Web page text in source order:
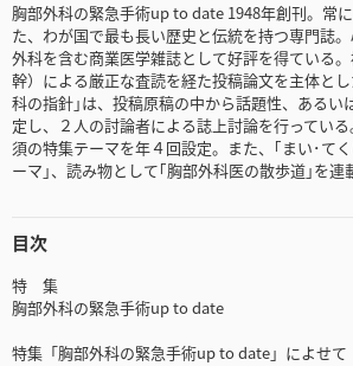
胸部外科の緊急手術up to date 1948年創刊。常
た、わが国で最も長い歴史と伝統を持つ専門誌
外科を含む商業医学雑誌として好評を得ている
幹）による厳正な査読を経た投稿論文を主体と
科の指針｣は、投稿原稿の中から話題性、あるい
定し、２人の討論者による誌上討論を行ってい
須の特集テーマを年４回設定。また、｢まい･て
ーマ｣、読み物として｢胸部外科医の散歩道｣を連
目次
特 集
胸部外科の緊急手術up to date
特集「胸部外科の緊急手術up to date」によせて